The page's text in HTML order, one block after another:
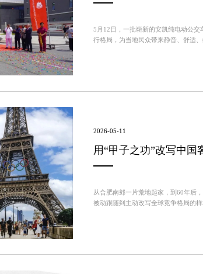
5月12日，一批崭新的安凯纯电动公
行格局，为当地民众带来静音、舒适
2026-05-11
用“甲子之功”改写中国
从合肥南郊一片荒地起家，到60年后
被动跟随到主动改写全球竞争格局的